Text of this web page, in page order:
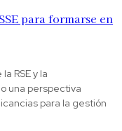
para formarse en
RSE y la
una perspectiva
para la gestión